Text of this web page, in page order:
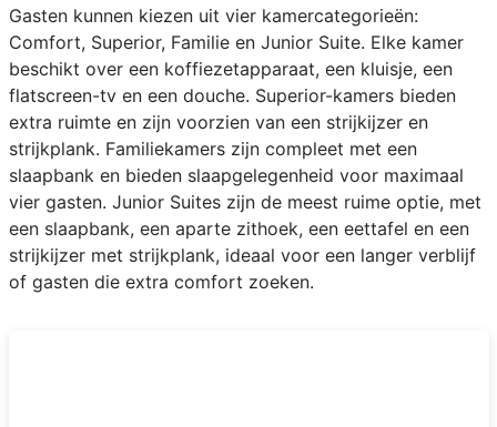
Gasten kunnen kiezen uit vier kamercategorieën:
Comfort, Superior, Familie en Junior Suite. Elke kamer
beschikt over een koffiezetapparaat, een kluisje, een
flatscreen-tv en een douche. Superior-kamers bieden
extra ruimte en zijn voorzien van een strijkijzer en
strijkplank. Familiekamers zijn compleet met een
slaapbank en bieden slaapgelegenheid voor maximaal
vier gasten. Junior Suites zijn de meest ruime optie, met
een slaapbank, een aparte zithoek, een eettafel en een
strijkijzer met strijkplank, ideaal voor een langer verblijf
of gasten die extra comfort zoeken.